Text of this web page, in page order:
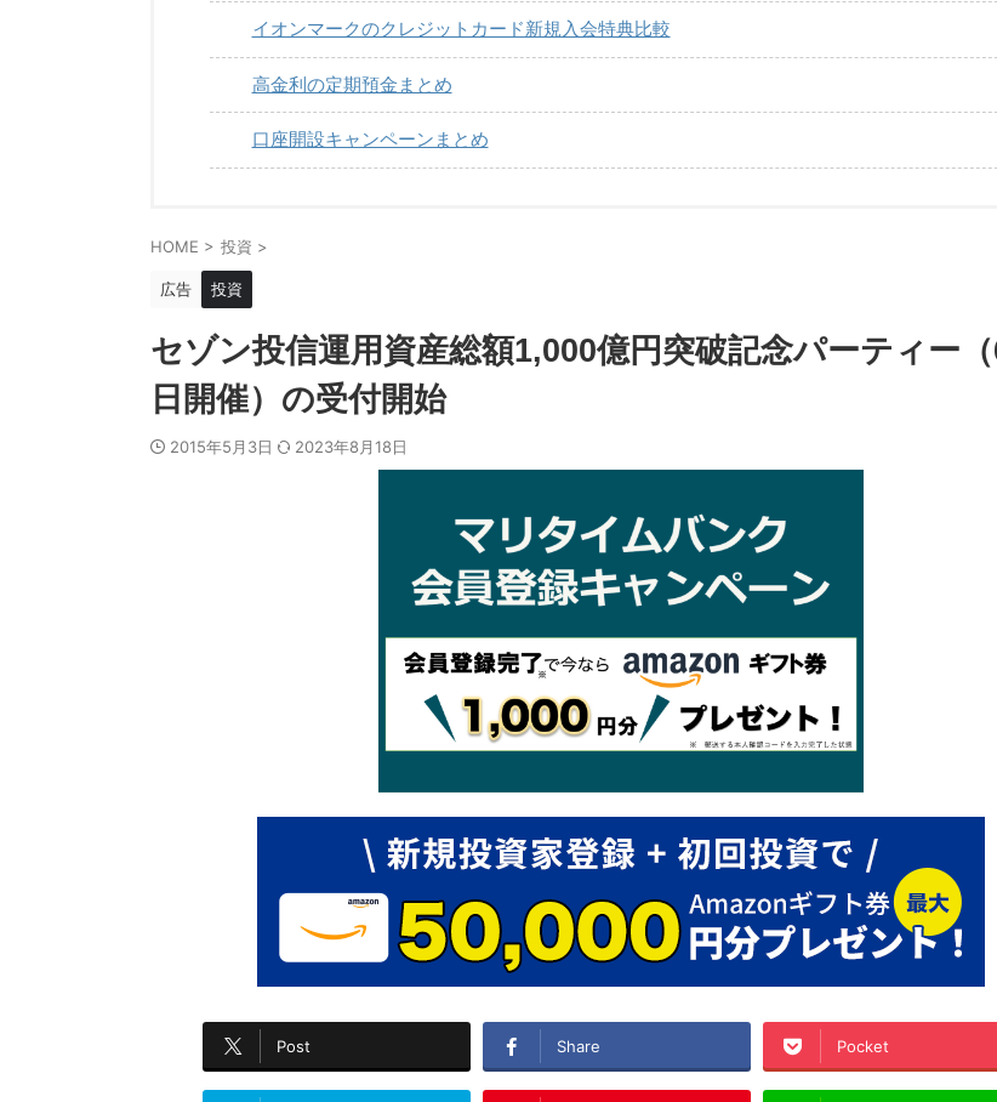
イオンマークのクレジットカード新規入会特典比較
高金利の定期預金まとめ
口座開設キャンペーンまとめ
HOME > 投資 >
広告 投資
セゾン投信運用資産総額1,000億円突破記念パーティー
日開催）の受付開始
2015年5月3日 2023年8月18日
Post Share Pocket